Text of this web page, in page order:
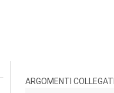
ARGOMENTI COLLEGATI